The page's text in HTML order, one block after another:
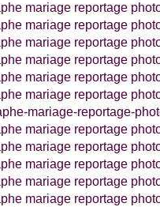
mariage reportage
mariage reportage
mariage reportage
mariage reportage
mariage reportage
mariage reportage
mariage-reportage-
mariage reportage
mariage reportage
mariage reportage
mariage reportage
mariage reportage